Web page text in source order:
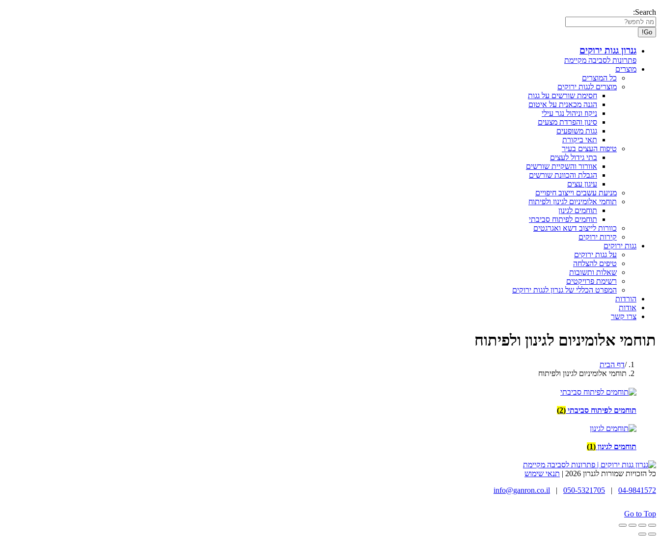
Search:
גנרון גגות ירוקים
פתרונות לסביבה מקיימת
מוצרים
כל המוצרים
מוצרים לגגות ירוקים
חסימת שורשים על גגות
הגנה מכאנית על איטום
ניקוז וניהול נגר עילי
סינון והפרדת מצעים
גגות משופעים
תאי ביקורת
טיפוח העצים בעיר
בתי גידול לעצים
אוורור והשקיית שורשים
הגבלת והכוונת שורשים
עיגון עצים
מניעת עשבים וייצוב חיפויים
תוחמי אלומיניום לגינון ולפיתוח
תוחמים לגינון
תוחמים לפיתוח סביבתי
כוורות לייצוב דשא ואגרגטים
קירות ירוקים
גגות ירוקים
על גגות ירוקים
טיפים להצלחה
שאלות ותשובות
רשימת פרויקטים
המפרט הכללי של גנרון לגגות ירוקים
הורדות
אודות
צרו קשר
תוחמי אלומיניום לגינון ולפיתוח
דף הבית
תוחמי אלומיניום לגינון ולפיתוח
תוחמים לפיתוח סביבתי (2)
תוחמים לגינון (1)
כל הזכויות שמורות לגנרון 2026 |
תנאי שימוש
04-9841572
|
050-5321705
|
info@ganron.co.il
Go to Top